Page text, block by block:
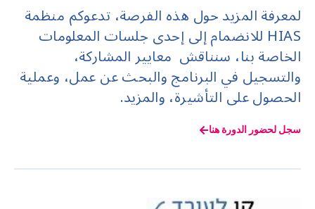
لمعرفة المزيد حول هذه الفرصة، تدعوكم منظمة
HIAS للانضمام إلى إحدى جلسات المعلومات
الخاصة بنا، سنناقش معايير المشاركة،
والتسجيل في البرنامج والبحث عن عمل، وعملية
الحصول على التأشيرة، والمزيد.
سجل لحضور الدورة هنا